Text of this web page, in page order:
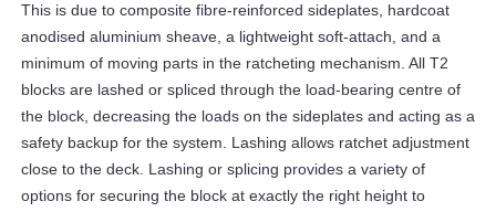
This is due to composite fibre-reinforced sideplates, hardcoat
anodised aluminium sheave, a lightweight soft-attach, and a
minimum of moving parts in the ratcheting mechanism. All T2
blocks are lashed or spliced through the load-bearing centre of
the block, decreasing the loads on the sideplates and acting as a
safety backup for the system. Lashing allows ratchet adjustment
close to the deck. Lashing or splicing provides a variety of
options for securing the block at exactly the right height to